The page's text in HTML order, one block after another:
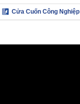
Cửa Cuốn Công Nghiệp